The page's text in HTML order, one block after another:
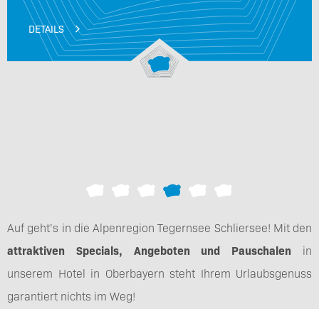
Auf geht’s in die Alpenregion Tegernsee Schliersee! Mit den
attraktiven Specials, Angeboten und Pauschalen in
unserem Hotel in Oberbayern steht Ihrem Urlaubsgenuss
garantiert nichts im Weg!